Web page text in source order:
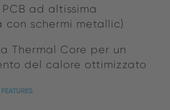
ad altissima
con schermi metallic)
Thermal Core per un
del calore ottimizzato